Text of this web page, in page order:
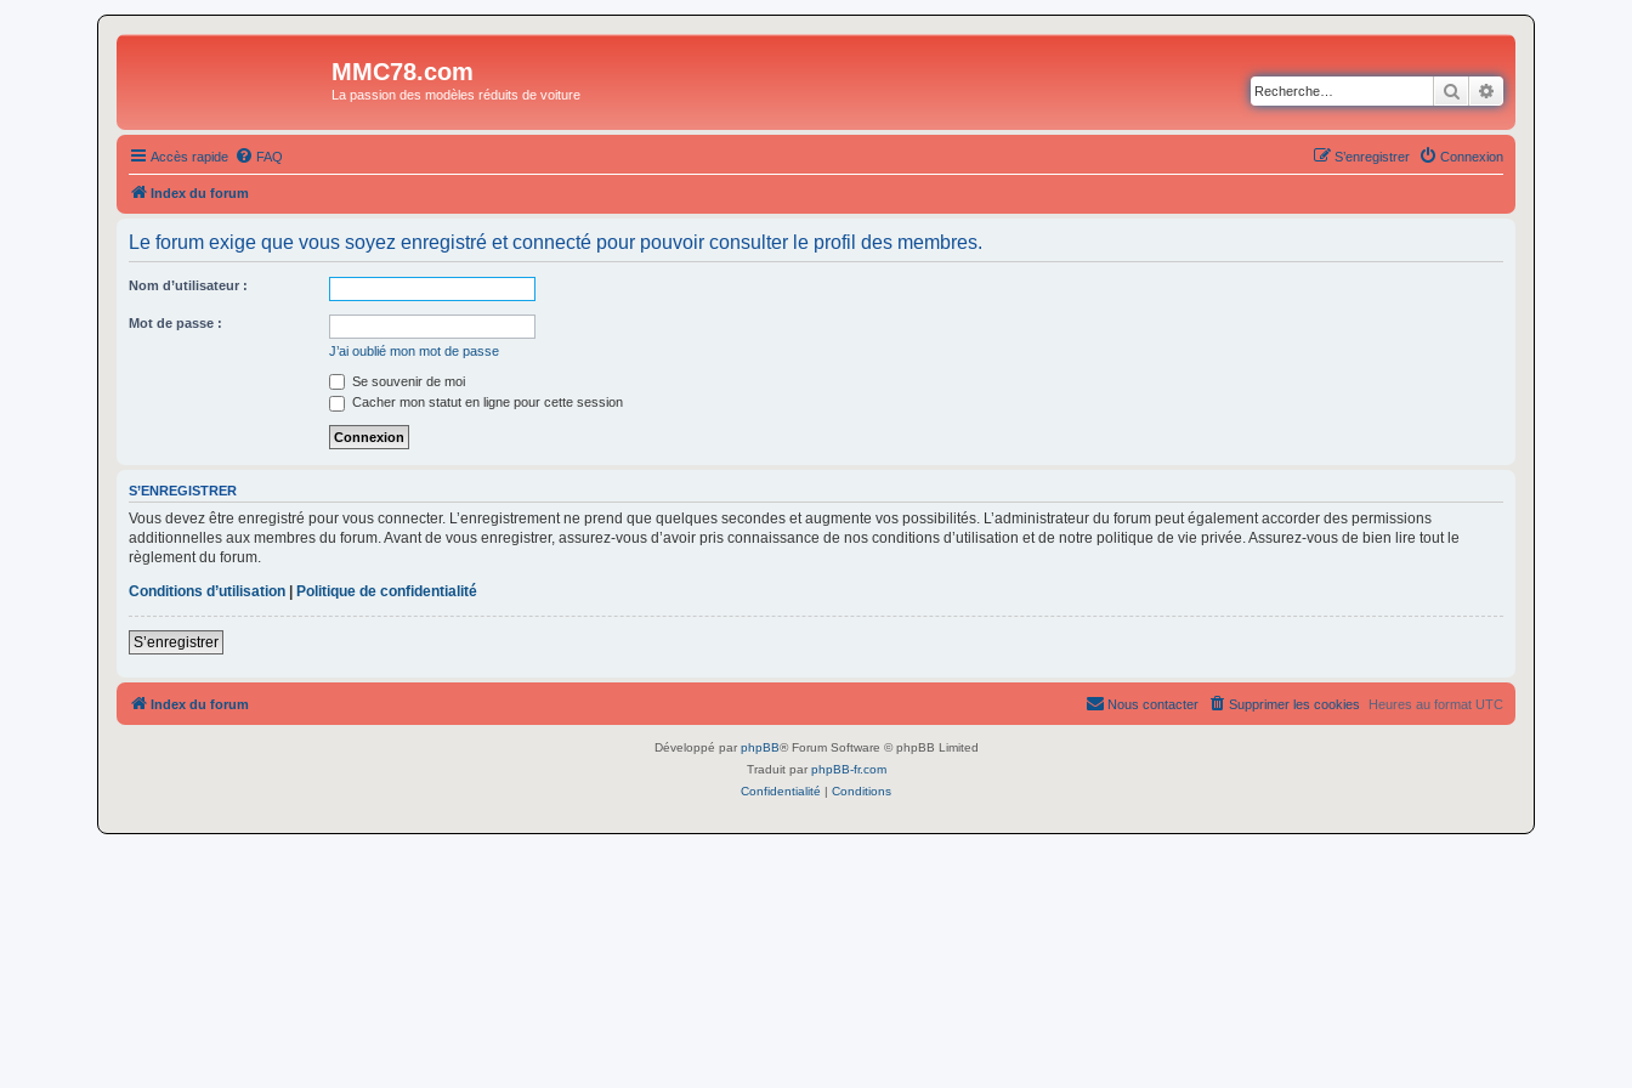
MMC78.com
La passion des modèles réduits de voiture Rechercher
Accès rapide FAQ Connexion
S’enregistrer
Index du forum
Le forum exige que vous soyez enregistré et connecté pour pouvoir consulter le profil des membres.
Nom d’utilisateur :
Mot de passe :
J’ai oublié mon mot de passe
Se souvenir de moi
Cacher mon statut en ligne pour cette session
S’ENREGISTRER
Vous devez être enregistré pour vous connecter. L’enregistrement ne prend que quelques secondes et augmente vos possibilités. L’administrateur du forum peut également accorder des permissions
additionnelles aux membres du forum. Avant de vous enregistrer, assurez-vous d’avoir pris connaissance de nos conditions d’utilisation et de notre politique de vie privée. Assurez-vous de bien lire tout le
règlement du forum.
Conditions d’utilisation
Politique de confidentialité
S’enregistrer
Index du forum Heures au format UTC
Supprimer les cookies
Nous contacter
Développé par phpBB® Forum Software © phpBB Limited
Traduit par phpBB-fr.com
Confidentialité | Conditions